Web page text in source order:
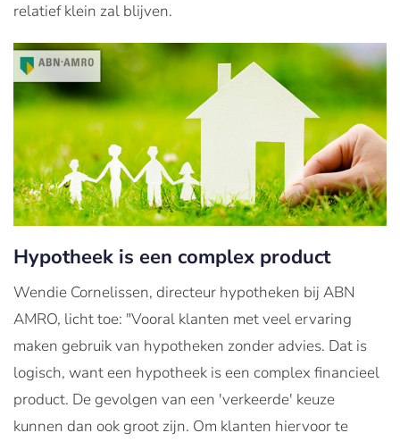
relatief klein zal blijven.
Hypotheek is een complex product
Wendie Cornelissen, directeur hypotheken bij ABN
AMRO, licht toe: "Vooral klanten met veel ervaring
maken gebruik van hypotheken zonder advies. Dat is
logisch, want een hypotheek is een complex financieel
product. De gevolgen van een 'verkeerde' keuze
kunnen dan ook groot zijn. Om klanten hiervoor te